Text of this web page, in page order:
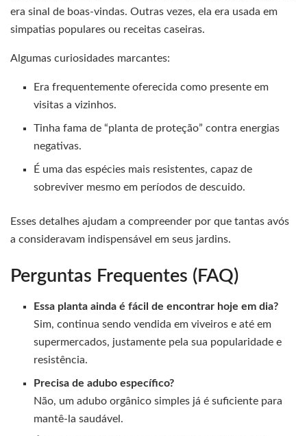
era sinal de boas-vindas. Outras vezes, ela era usada em
simpatias populares ou receitas caseiras.
Algumas curiosidades marcantes:
Era frequentemente oferecida como presente em
visitas a vizinhos.
Tinha fama de “planta de proteção” contra energias
negativas.
É uma das espécies mais resistentes, capaz de
sobreviver mesmo em períodos de descuido.
Esses detalhes ajudam a compreender por que tantas avós
a consideravam indispensável em seus jardins.
Perguntas Frequentes (FAQ)
Essa planta ainda é fácil de encontrar hoje em dia?
Sim, continua sendo vendida em viveiros e até em
supermercados, justamente pela sua popularidade e
resistência.
Precisa de adubo específico?
Não, um adubo orgânico simples já é suficiente para
mantê-la saudável.